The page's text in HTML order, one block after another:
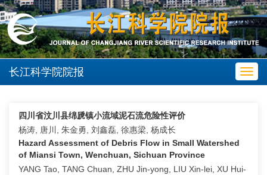
长江科学院院报
四川省汶川县绵虒镇小流域泥石流危险性评价
杨涛, 唐川, 朱金勇, 刘鑫磊, 徐惠梁, 杨成长
Hazard Assessment of Debris Flow in Small Watershed
of Miansi Town, Wenchuan, Sichuan Province
YANG Tao, TANG Chuan, ZHU Jin-yong, LIU Xin-lei, XU Hui-